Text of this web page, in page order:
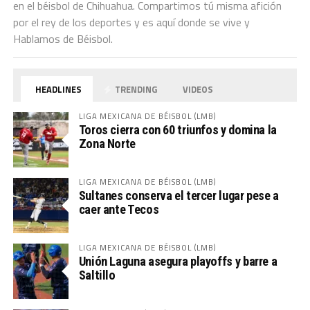
en el béisbol de Chihuahua. Compartimos tú misma afición
por el rey de los deportes y es aquí donde se vive y
Hablamos de Béisbol.
HEADLINES TRENDING VIDEOS
LIGA MEXICANA DE BÉISBOL (LMB)
Toros cierra con 60 triunfos y domina la
Zona Norte
LIGA MEXICANA DE BÉISBOL (LMB)
Sultanes conserva el tercer lugar pese a
caer ante Tecos
LIGA MEXICANA DE BÉISBOL (LMB)
Unión Laguna asegura playoffs y barre a
Saltillo